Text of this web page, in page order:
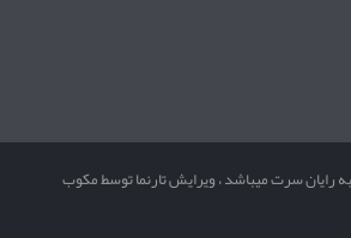
رایان سرت میباشد ، ویرایش تارنما توسط مکوب